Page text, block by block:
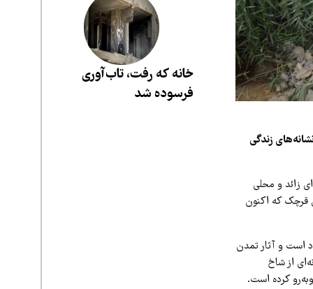
زندگی
زائد و محلی
قرچک که اکنون
است و آثار تمدن
از شاخ
کرده است.
خانه که رفت، تاب‌آوری
فرسوده شد